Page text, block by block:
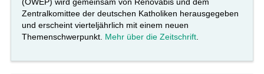
Zentralkomittee der deutschen Katholiken herausgegeben
und erscheint vierteljährlich mit einem neuen
Themenschwerpunkt. Mehr über die Zeitschrift